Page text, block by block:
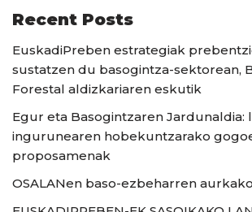
Recent Posts
EuskadiPreben estrategiak
sustatzen du basogintza-sektorean,
Forestal aldizkariaren eskutik
Egur eta Basogintzaren Jardunaldia:
ingurunearen hobekuntzarako
proposamenak
OSALANen baso-ezbeharren